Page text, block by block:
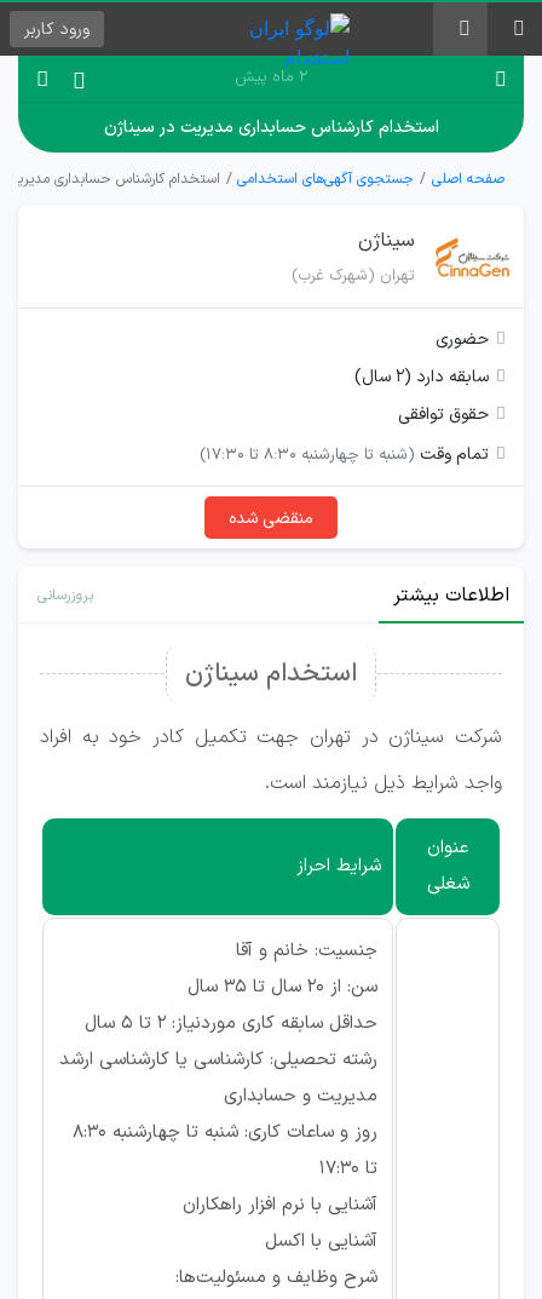
ورود کاربر
۲ ماه پیش
استخدام کارشناس حسابداری مدیریت در سیناژن
صفحه اصلی جستجوی آگهی‌های استخدامی استخدام کارشناس حسابداری مدیریت
سیناژن
تهران (شهرک غرب)
حضوری
سابقه دارد (۲ سال)
حقوق توافقی
تمام وقت (شنبه تا چهارشنبه 8:30 تا 17:30)
منقضی شده
اطلاعات بیشتر بروزرسانی
استخدام سیناژن
شرکت سیناژن در تهران جهت تکمیل کادر خود به افراد
واجد شرایط ذیل نیازمند است.
عنوان
شغلی
شرایط احراز
جنسیت: خانم و آقا
سن: از 20 سال تا 35 سال
حداقل سابقه کاری موردنیاز: 2 تا 5 سال
رشته تحصیلی: کارشناسی یا کارشناسی ارشد
مدیریت و حسابداری
روز و ساعات کاری: شنبه تا چهارشنبه 8:30
تا 17:30
آشنایی با نرم افزار راهکاران
آشنایی با اکسل
شرح وظایف و مسئولیت‌ها: